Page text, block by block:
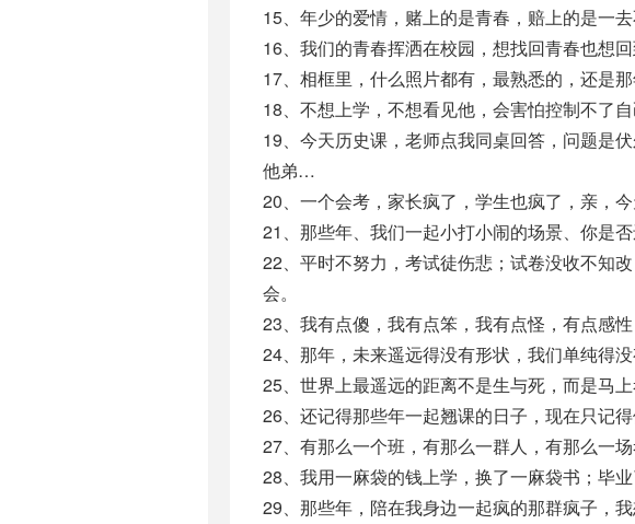
15、年少的爱情，赌上的是青春，赔上的是一
16、我们的青春挥洒在校园，想找回青春也想回
17、相框里，什么照片都有，最熟悉的，还是那
18、不想上学，不想看见他，会害怕控制不了
19、今天历史课，老师点我同桌回答，问题是
他弟…
20、一个会考，家长疯了，学生也疯了，亲，
21、那些年、我们一起小打小闹的场景、你是否
22、平时不努力，考试徒伤悲；试卷没收不知
会。
23、我有点傻，我有点笨，我有点怪，有点感性
24、那年，未来遥远得没有形状，我们单纯得没
25、世界上最遥远的距离不是生与死，而是马
26、还记得那些年一起翘课的日子，现在只记
27、有那么一个班，有那么一群人，有那么一场
28、我用一麻袋的钱上学，换了一麻袋书；毕
29、那些年，陪在我身边一起疯的那群疯子，我